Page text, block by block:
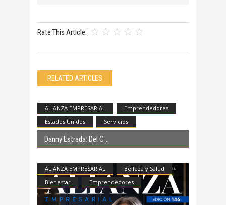
Rate This Article:
RELATED ARTICLES
ALIANZA EMPRESARIAL
Emprendedores
Estados Unidos
Servicios
Danny Estrada: Del C
ALIANZA EMPRESARIAL
Belleza y Salud
Bienestar
Emprendedores